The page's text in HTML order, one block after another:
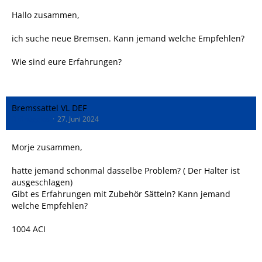
Hallo zusammen,
ich suche neue Bremsen. Kann jemand welche Empfehlen?
Wie sind eure Erfahrungen?
Bremssattel VL DEF
27. Juni 2024
Morje zusammen,
hatte jemand schonmal dasselbe Problem? ( Der Halter ist
ausgeschlagen)
Gibt es Erfahrungen mit Zubehör Sätteln? Kann jemand
welche Empfehlen?
1004 ACI